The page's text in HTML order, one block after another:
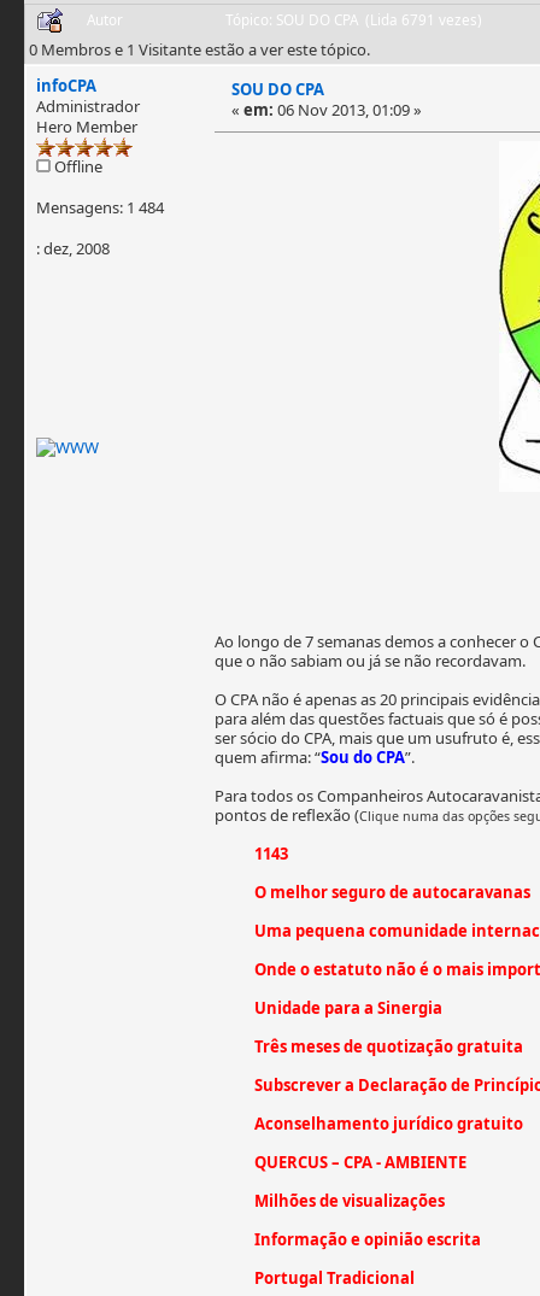
Autor Tópico: SOU DO CPA (Lida 6791 vezes)
0 Membros e 1 Visitante estão a ver este tópico.
infoCPA
Administrador
Hero Member
Offline
Mensagens: 1 484
: dez, 2008
SOU DO CPA
« em: 06 Nov 2013, 01:09 »
Ao longo de 7 semanas demos a conhecer
que o não sabiam ou já se não recordavam.
O CPA não é apenas as 20 principais
para além das questões factuais que só é
ser sócio do CPA, mais que um usufruto é,
quem afirma: “Sou do CPA”.
Para todos os Companheiros
pontos de reflexão (Clique numa das opções
1143
O melhor seguro de autocaravanas
Uma pequena comunidade
Onde o estatuto não é o mais
Unidade para a Sinergia
Três meses de quotização gratuita
Subscrever a Declaração de
Aconselhamento jurídico gratuito
QUERCUS – CPA - AMBIENTE
Milhões de visualizações
Informação e opinião escrita
Portugal Tradicional